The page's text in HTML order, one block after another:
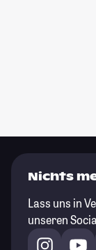
Nichts
Lass uns in
unseren